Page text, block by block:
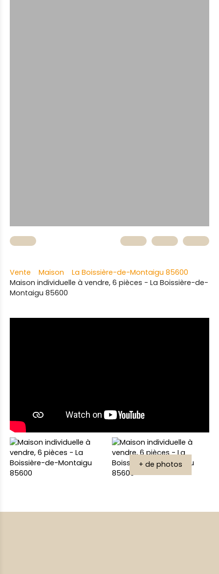
Vente Maison
La Boissière-de-Montaigu 85600
Maison individuelle à vendre, 6 pièces - La Boissière-de-
Montaigu 85600
+ de photos